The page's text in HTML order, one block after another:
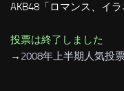
AKB48「ロマンス、イラ
投票は終了しました
→ 2008年上半期人気投